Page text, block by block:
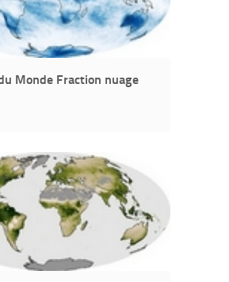
Monde Fraction nuage